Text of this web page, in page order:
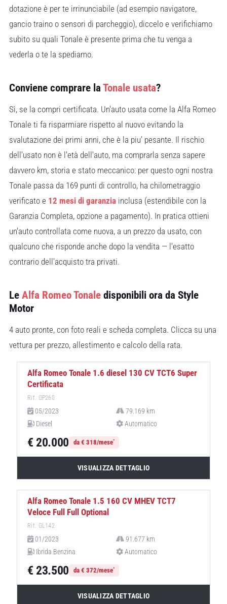
dotazione è per te irrinunciabile (ad esempio navigatore,
gancio traino o sensori di parcheggio), diccelo e verifichiamo
subito su quali Tonale è presente prima che tu venga a
vederla o te la spediamo.
Conviene comprare laTonale usata?
Sì, se la compri certificata. Un'auto usata come la Alfa Romeo
Tonale ti fa risparmiare rispetto al nuovo evitando la
svalutazione dei primi anni, che è la piu’ pesante. Il rischio
dell'usato non è l'età dell'auto, ma comprarla senza sapere
davvero km, storia e stato meccanico: per questo ogni nostra
Tonale passa da 169 punti di controllo, ha chilometraggio
verificato e 12 mesi di garanzia inclusa (estendibile con la
Garanzia Completa, opzione a pagamento). In pratica ottieni
un'auto controllata come nuova, a un prezzo da usato, con
qualcuno che risponde anche dopo la vendita — l'esatto
contrario dell'acquisto tra privati.
Le Alfa Romeo Tonale disponibili ora da Style
Motor
4 auto pronte, con foto reali e scheda completa. Clicca su una
vettura per prezzo, allestimento e calcolo della rata.
NEOPATENTATI
Alfa Romeo Tonale 1.6 diesel 130 CV TCT6 Super
Certificata
Rif. GP260
05/2023
79.169 km
Diesel
Automatico
€ 20.000 da € 318/mese*
VISUALIZZA DETTAGLIO
Alfa Romeo Tonale 1.5 160 CV MHEV TCT7
Veloce Full Full Optional
Rif. GL142
01/2023
91.677 km
Ibrida Benzina
Automatico
€ 23.500 da € 372/mese*
VISUALIZZA DETTAGLIO